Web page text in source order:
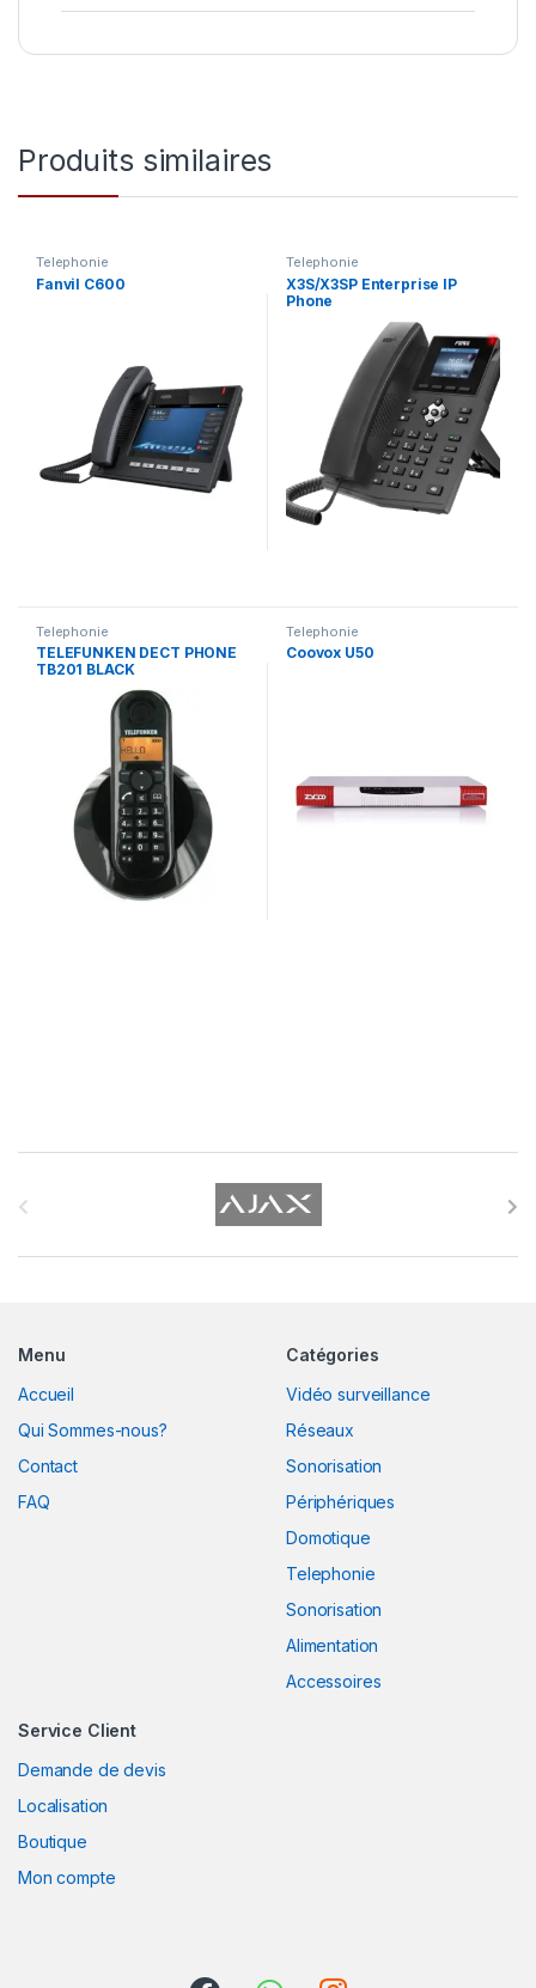
Produits similaires
Telephonie
Fanvil C600
Telephonie
X3S/X3SP Enterprise IP
Phone
Telephonie
TELEFUNKEN DECT PHONE
TB201 BLACK
Telephonie
Coovox U50
C
Menu
Accueil
Qui Sommes-nous?
Contact
FAQ
Catégories
Vidéo surveillance
Réseaux
Sonorisation
Périphériques
Domotique
Telephonie
Sonorisation
Alimentation
Accessoires
Service Client
Demande de devis
Localisation
Boutique
Mon compte